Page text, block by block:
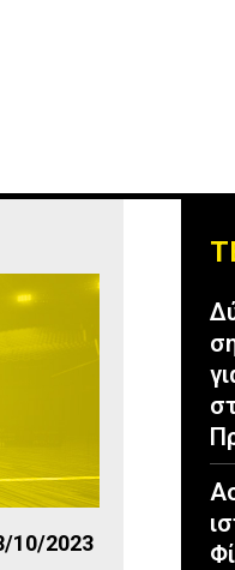
10/2023